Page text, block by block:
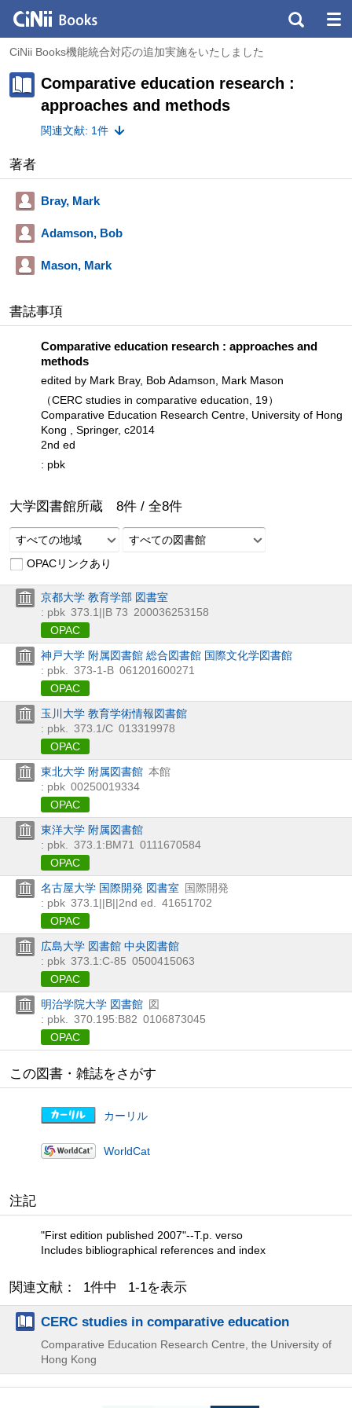
CiNii Books機能統合対応の追加実施をいたしました
Comparative education research :
approaches and methods
関連文献: 1件
著者
Bray, Mark
Adamson, Bob
Mason, Mark
書誌事項
Comparative education research : approaches and
methods
edited by Mark Bray, Bob Adamson, Mark Mason
（CERC studies in comparative education, 19）
Comparative Education Research Centre, University of Hong
Kong , Springer, c2014
2nd ed
: pbk
大学図書館所蔵 8件 / 全8件
すべての地域
すべての図書館
OPACリンクあり
京都大学 教育学部 図書室
: pbk 373.1||B 73 200036253158
OPAC
神戸大学 附属図書館 総合図書館 国際文化学図書館
: pbk.
373-1-B 061201600271
OPAC
玉川大学 教育学術情報図書館
: pbk.
373.1/C 013319978
OPAC
東北大学 附属図書館 本館
: pbk 00250019334
OPAC
東洋大学 附属図書館
: pbk.
373.1:BM71
0111670584
OPAC
名古屋大学 国際開発 図書室
国際開発
: pbk 373.1||B||2nd ed.
41651702
OPAC
広島大学 図書館 中央図書館
: pbk 373.1:C-85 0500415063
OPAC
明治学院大学 図書館 図
: pbk.
370.195:B82 0106873045
OPAC
この図書・雑誌をさがす
カーリル
WorldCat
注記
"First edition published 2007"--T.p. verso
Includes bibliographical references and index
関連文献： 1件中 1-1を表示
CERC studies in comparative education
Comparative Education Research Centre, the University of
Hong Kong